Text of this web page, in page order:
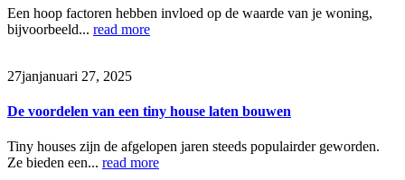
Een hoop factoren hebben invloed op de waarde van je woning,
bijvoorbeeld... read more
27janjanuari 27, 2025
De voordelen van een tiny house laten bouwen
Tiny houses zijn de afgelopen jaren steeds populairder geworden.
Ze bieden een... read more